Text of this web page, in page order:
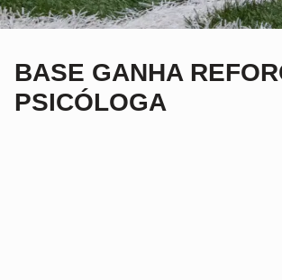
BASE GANHA
PSICÓLOGA